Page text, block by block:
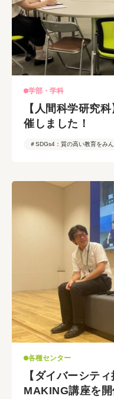
学部・学科
【人間科学研究
催しました！
＃SDGs4：質の高い教育をみ
各種センター
【ダイバーシテ
MAKING講座を